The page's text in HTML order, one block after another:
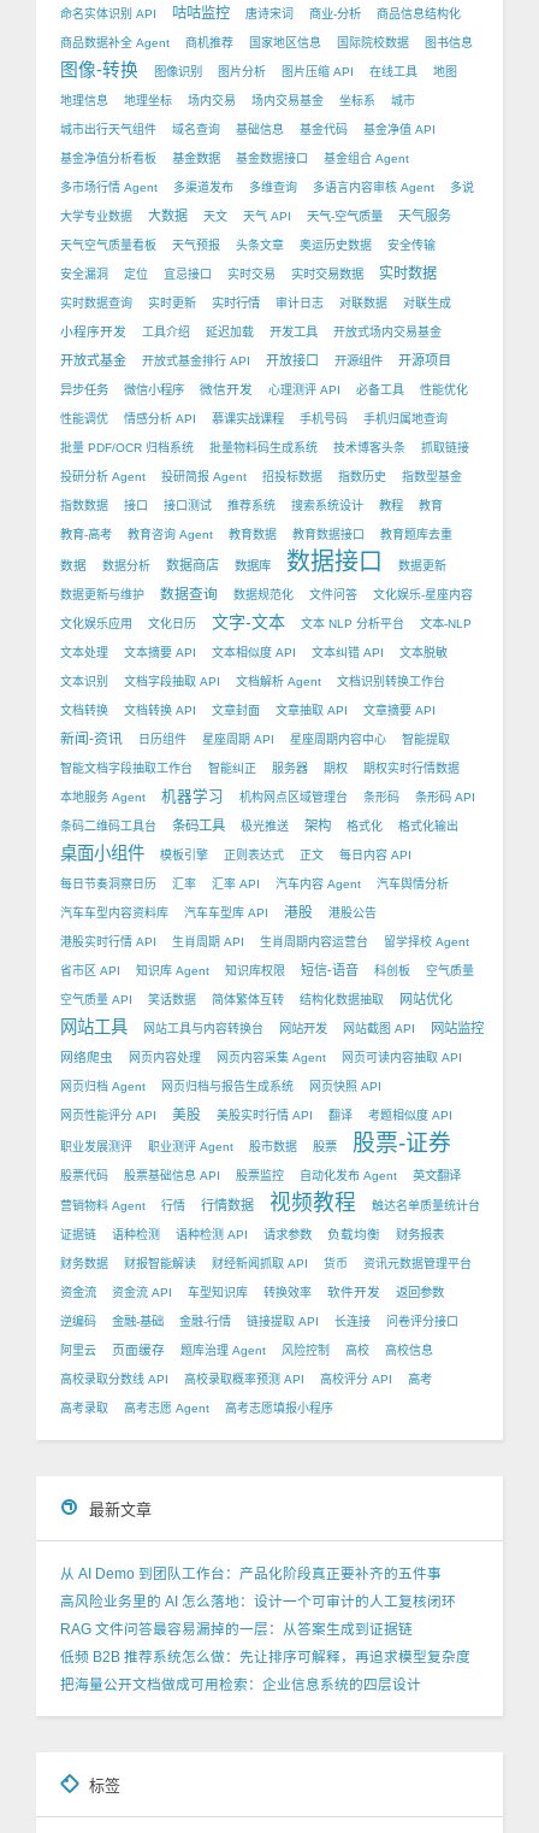
命名实体识别 API 咕咕监控 唐诗宋词 商业-分析 商品信息结构化
商品数据补全 Agent 商机推荐 国家地区信息 国际院校数据 图书信息
图像-转换 图像识别 图片分析 图片压缩 API 在线工具 地图
地理信息 地理坐标 场内交易 场内交易基金 坐标系 城市
城市出行天气组件 域名查询 基础信息 基金代码 基金净值 API
基金净值分析看板 基金数据 基金数据接口 基金组合 Agent
多市场行情 Agent 多渠道发布 多维查询 多语言内容审核 Agent 多说
大学专业数据 大数据 天文 天气 API 天气-空气质量 天气服务
天气空气质量看板 天气预报 头条文章 奥运历史数据 安全传输
安全漏洞 定位 宜忌接口 实时交易 实时交易数据 实时数据
实时数据查询 实时更新 实时行情 审计日志 对联数据 对联生成
小程序开发 工具介绍 延迟加载 开发工具 开放式场内交易基金
开放式基金 开放式基金排行 API 开放接口 开源组件 开源项目
异步任务 微信小程序 微信开发 心理测评 API 必备工具 性能优化
性能调优 情感分析 API 慕课实战课程 手机号码 手机归属地查询
批量 PDF/OCR 归档系统 批量物料码生成系统 技术博客头条 抓取链接
投研分析 Agent 投研简报 Agent 招投标数据 指数历史 指数型基金
指数数据 接口 接口测试 推荐系统 搜索系统设计 教程 教育
教育-高考 教育咨询 Agent 教育数据 教育数据接口 教育题库去重
数据 数据分析 数据商店 数据库 数据接口 数据更新
数据更新与维护 数据查询 数据规范化 文件问答 文化娱乐-星座内容
文化娱乐应用 文化日历 文字-文本 文本 NLP 分析平台 文本-NLP
文本处理 文本摘要 API 文本相似度 API 文本纠错 API 文本脱敏
文本识别 文档字段抽取 API 文档解析 Agent 文档识别转换工作台
文档转换 文档转换 API 文章封面 文章抽取 API 文章摘要 API
新闻-资讯 日历组件 星座周期 API 星座周期内容中心 智能提取
智能文档字段抽取工作台 智能纠正 服务器 期权 期权实时行情数据
本地服务 Agent 机器学习 机构网点区域管理台 条形码 条形码 API
条码二维码工具台 条码工具 极光推送 架构 格式化 格式化输出
桌面小组件 模板引擎 正则表达式 正文 每日内容 API
每日节奏洞察日历 汇率 汇率 API 汽车内容 Agent 汽车舆情分析
汽车车型内容资料库 汽车车型库 API 港股 港股公告
港股实时行情 API 生肖周期 API 生肖周期内容运营台 留学择校 Agent
省市区 API 知识库 Agent 知识库权限 短信-语音 科创板 空气质量
空气质量 API 笑话数据 简体繁体互转 结构化数据抽取 网站优化
网站工具 网站工具与内容转换台 网站开发 网站截图 API
网站监控
网络爬虫
网页内容处理 网页内容采集 Agent 网页可读内容抽取 API
网页归档 Agent 网页归档与报告生成系统 网页快照 API
网页性能评分 API 美股 美股实时行情 API 翻译 考题相似度 API
职业发展测评 职业测评 Agent 股市数据 股票 股票-证券
股票代码 股票基础信息 API 股票监控 自动化发布 Agent 英文翻译
营销物料 Agent 行情 行情数据 视频教程 触达名单质量统计台
证据链 语种检测 语种检测 API 请求参数 负载均衡 财务报表
财务数据 财报智能解读 财经新闻抓取 API 货币 资讯元数据管理平台
资金流 资金流 API 车型知识库 转换效率 软件开发 返回参数
逆编码 金融-基础 金融-行情 链接提取 API 长连接 问卷评分接口
阿里云 页面缓存 题库治理 Agent 风险控制 高校 高校信息
高校录取分数线 API 高校录取概率预测 API 高校评分 API 高考
高考录取 高考志愿 Agent 高考志愿填报小程序
最新文章
从 AI Demo 到团队工作台：产品化阶段真正要补齐的五件事
高风险业务里的 AI 怎么落地：设计一个可审计的人工复核闭环
RAG 文件问答最容易漏掉的一层：从答案生成到证据链
低频 B2B 推荐系统怎么做：先让排序可解释，再追求模型复杂度
把海量公开文档做成可用检索：企业信息系统的四层设计
标签